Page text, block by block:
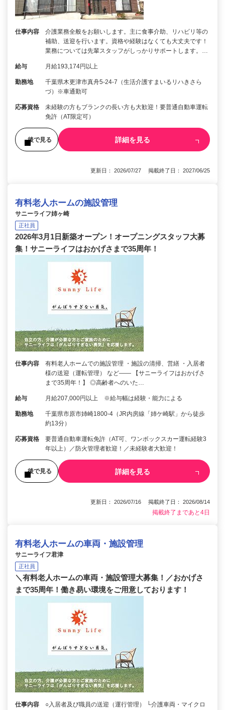
仕事内容
介護業務全般をお願いします。主に食事介助、リハビリ等の
補助、送迎を行います。資格や経験はなくても大丈夫です！
業務については先輩スタッフがしっかりサポートします。…
給与 月給193,174円以上
勤務地
千葉県木更津市真舟5-24-7（生活介護すまいるリハきさら
づ）※車通勤可
応募資格
未経験の方もブランクの長い方も大歓迎！要普通自動車運転
免許（AT限定可）
後で見る 詳細を見る
更新日： 2026/07/27 掲載終了日： 2027/06/25
有料老人ホームの施設管理
サニーライフ姉ヶ崎
正社員
2026年3月1日新築オープン！オープニングスタッフ大募
集！サニーライフはおかげさまで35周年！
仕事内容
有料老人ホームでの施設管理 ・施設の清掃、営繕 ・入居者
様の送迎（運転管理） など―― 【サニーライフはおかげさ
まで35周年！】 ◎高齢者へのいた…
給与 月給207,000円以上 ※給与幅は経験・能力による
勤務地
千葉県市原市姉崎1800-4（JR内房線「姉ケ崎駅」から徒歩
約13分）
応募資格
要普通自動車運転免許（AT可、ワンボックスカー運転経験3
年以上）／防火管理者歓迎！／未経験者大歓迎！
後で見る 詳細を見る
更新日： 2026/07/16 掲載終了日： 2026/08/14
掲載終了まであと4日
有料老人ホームの車両・施設管理
サニーライフ君津
正社員
＼有料老人ホームの車両・施設管理大募集！／おかげさ
まで35周年！働き易い環境をご用意しております！
仕事内容
○入居者及び職員の送迎（運行管理） └介護車両・マイクロ